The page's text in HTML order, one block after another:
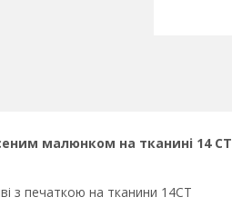
малюнком на тканині 14 СТ
з печаткою на тканини 14СТ